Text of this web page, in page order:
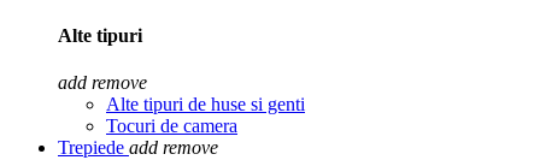
Alte tipuri
add remove
Alte tipuri de huse si genti
Tocuri de camera
Trepiede add remove